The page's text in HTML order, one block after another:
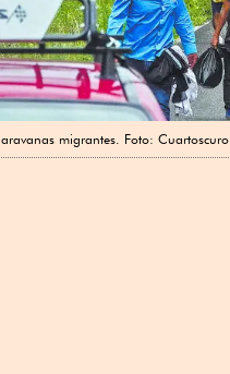
migrantes. Foto: Cuartoscuro